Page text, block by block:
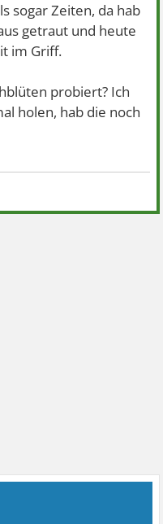
sogar Zeiten, da hab
getraut und heute
im Griff.
probiert? Ich
holen, hab die noch